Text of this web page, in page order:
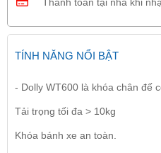
TÍNH NĂNG NỔI BẬT
- Dolly WT600 là khóa chân đế
Tải trọng tối đa > 10kg
Khóa bánh xe an toàn.